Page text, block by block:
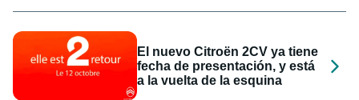
El nuevo Citroën 2CV ya tiene
fecha de presentación, y está
a la vuelta de la esquina